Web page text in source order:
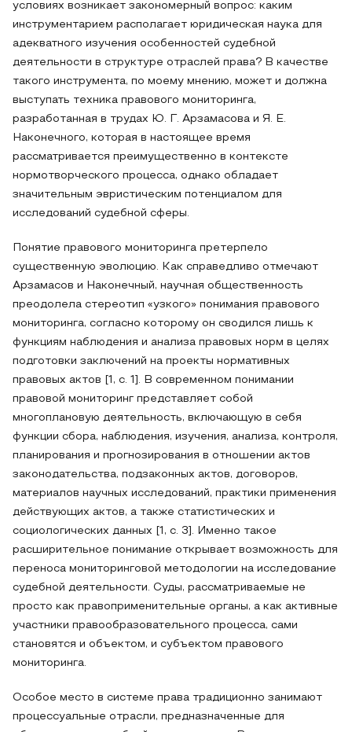
условиях возникает закономерный вопрос: каким
инструментарием располагает юридическая наука для
адекватного изучения особенностей судебной
деятельности в структуре отраслей права? В качестве
такого инструмента, по моему мнению, может и должна
выступать техника правового мониторинга,
разработанная в трудах Ю. Г. Арзамасова и Я. Е.
Наконечного, которая в настоящее время
рассматривается преимущественно в контексте
нормотворческого процесса, однако обладает
значительным эвристическим потенциалом для
исследований судебной сферы.
Понятие правового мониторинга претерпело
существенную эволюцию. Как справедливо отмечают
Арзамасов и Наконечный, научная общественность
преодолела стереотип «узкого» понимания правового
мониторинга, согласно которому он сводился лишь к
функциям наблюдения и анализа правовых норм в целях
подготовки заключений на проекты нормативных
правовых актов [1, с. 1]. В современном понимании
правовой мониторинг представляет собой
многоплановую деятельность, включающую в себя
функции сбора, наблюдения, изучения, анализа, контроля,
планирования и прогнозирования в отношении актов
законодательства, подзаконных актов, договоров,
материалов научных исследований, практики применения
действующих актов, а также статистических и
социологических данных [1, с. 3]. Именно такое
расширительное понимание открывает возможность для
переноса мониторинговой методологии на исследование
судебной деятельности. Суды, рассматриваемые не
просто как правоприменительные органы, а как активные
участники правообразовательного процесса, сами
становятся и объектом, и субъектом правового
мониторинга.
Особое место в системе права традиционно занимают
процессуальные отрасли, предназначенные для